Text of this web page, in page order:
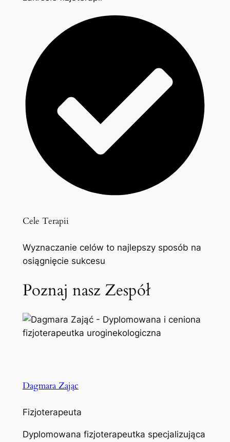
Cele Terapii
Wyznaczanie celów to najlepszy sposób na
osiągnięcie sukcesu
Poznaj nasz Zespół
Dagmara Zając
Fizjoterapeuta
Dyplomowana fizjoterapeutka specjalizująca